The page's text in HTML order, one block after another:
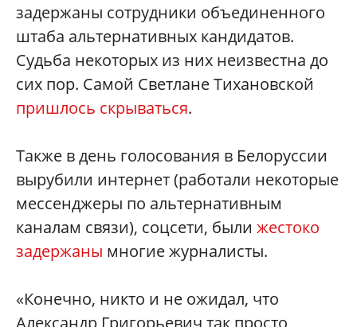
задержаны сотрудники объединенного
штаба альтернативных кандидатов.
Судьба некоторых из них неизвестна до
сих пор. Самой Светлане Тихановской
пришлось скрываться.
Также в день голосования в Белоруссии
вырубили интернет (работали некоторые
мессенджеры по альтернативным
каналам связи), соцсети, были жестоко
задержаны многие журналисты.
«Конечно, никто и не ожидал, что
Александр Григорьевич так просто